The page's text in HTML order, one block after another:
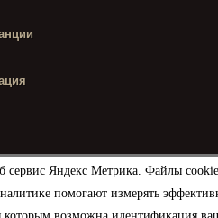
Яндекс Метрика. Файлы
помогают измерять